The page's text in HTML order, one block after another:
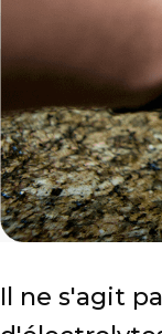
Il ne s'agit